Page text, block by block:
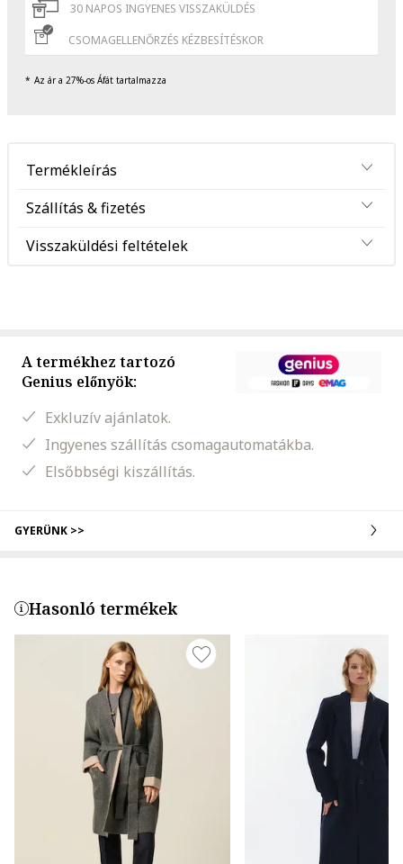
30 NAPOS INGYENES VISSZAKÜLDÉS
CSOMAGELLENŐRZÉS KÉZBESÍTÉSKOR
Az ár a 27%-os Áfát tartalmazza
Termékleírás
Szállítás & fizetés
Visszaküldési feltételek
A termékhez tartozó
Genius előnyök:
Exkluzív ajánlatok.
Ingyenes szállítás csomagautomatákba.
Elsőbbségi kiszállítás.
GYERÜNK >>
Hasonló termékek